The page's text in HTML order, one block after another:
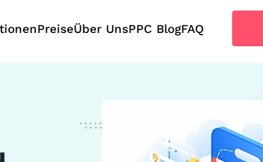
PreiseÜber UnsPPC BlogFAQ